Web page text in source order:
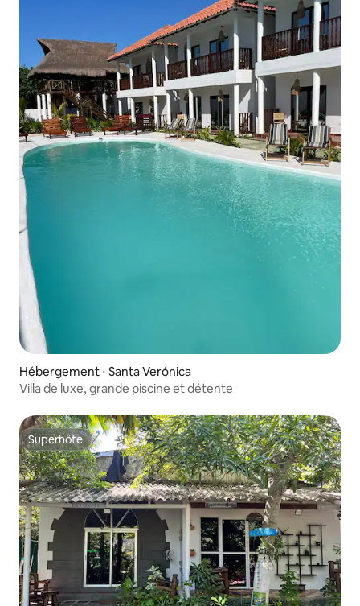
Hébergement ⋅ Santa Verónica
Villa de luxe, grande piscine et détente
Superhôte
Superhôte